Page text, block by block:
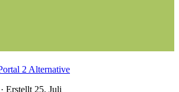
2 Alternative
· Erstellt 25. Juli